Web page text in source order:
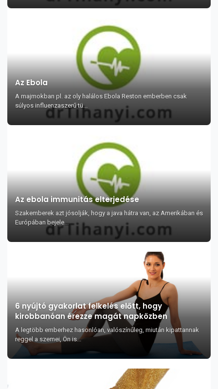
Az Ebola
A majmokban pl. az oly halálos Ebola Reston emberben csak
súlyos influenzaszerű tü...
Az ebola immunitás elterjedése
Szakemberek azt jósolják, hogy a java hátra van, az Amerikában és
Európában bejele...
6 nyújtó gyakorlat felkelés előtt, hogy
kirobbanóan érezze magát napközben
A legtöbb emberhez hasonlóan, valószínűleg, miután kipattannak
reggel a szemei, Ön is...